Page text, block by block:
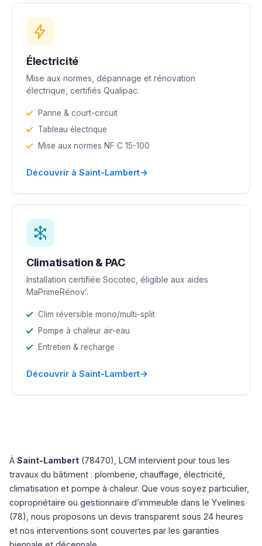
Électricité
Mise aux normes, dépannage et rénovation
électrique, certifiés Qualipac.
Panne & court-circuit
Tableau électrique
Mise aux normes NF C 15-100
Découvrir à Saint-Lambert→
Climatisation & PAC
Installation certifiée Socotec, éligible aux aides
MaPrimeRénov’.
Clim réversible mono/multi-split
Pompe à chaleur air-eau
Entretien & recharge
Découvrir à Saint-Lambert→
À Saint-Lambert (78470), LCM intervient pour tous les
travaux du bâtiment : plomberie, chauffage, électricité,
climatisation et pompe à chaleur. Que vous soyez particulier,
copropriétaire ou gestionnaire d’immeuble dans le Yvelines
(78), nous proposons un devis transparent sous 24 heures
et nos interventions sont couvertes par les garanties